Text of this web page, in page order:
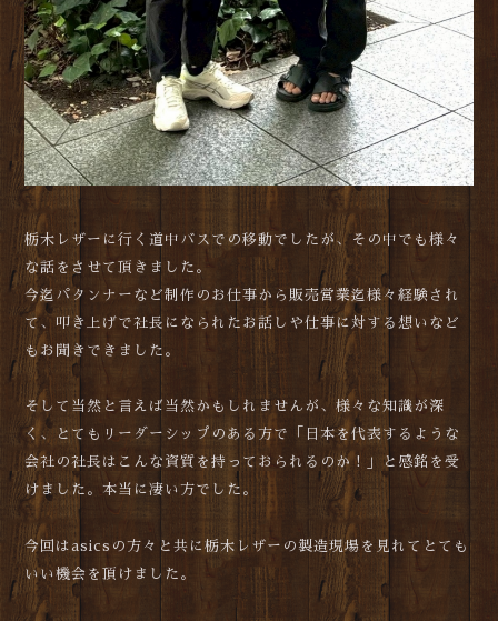
栃木レザーに行く道中バスでの移動でしたが、その中でも様々
な話をさせて頂きました。
今迄パタンナーなど制作のお仕事から販売営業迄様々経験され
て、叩き上げで社長になられたお話しや仕事に対する想いなど
もお聞きできました。
そして当然と言えば当然かもしれませんが、様々な知識が深
く、とてもリーダーシップのある方で「日本を代表するような
会社の社長はこんな資質を持っておられるのか！」と感銘を受
けました。本当に凄い方でした。
今回はasicsの方々と共に栃木レザーの製造現場を見れてとても
いい機会を頂けました。